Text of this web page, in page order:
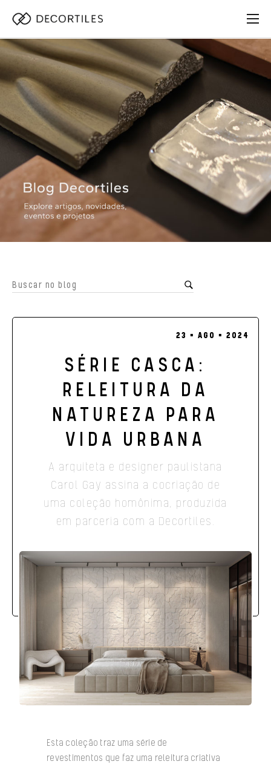
23 ▪ AGO ▪ 2024
SÉRIE CASCA:
RELEITURA DA
NATUREZA PARA
VIDA URBANA
A arquiteta e designer paulistana
Carol Gay assina a cocriação de
uma coleção homônima, produzida
em parceria com a Decortiles.
Esta coleção traz uma série de
revestimentos que faz uma releitura criativa